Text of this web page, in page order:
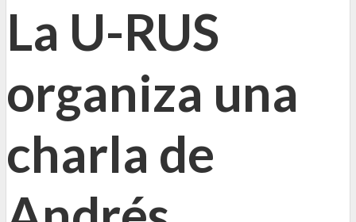
La U-RUS
organiza una
charla de